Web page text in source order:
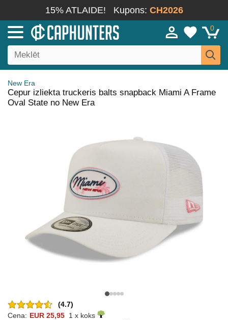
15% ATLAIDE! Kupons: CH2026
0
New Era
Cepur izliekta truckeris balts snapback Miami A Frame
Oval State no New Era
(4.7)
Cena: EUR 25,95 1 x koks